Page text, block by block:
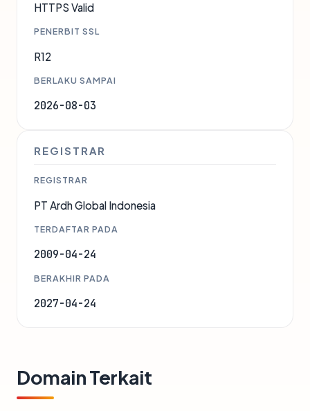
HTTPS Valid
PENERBIT SSL
R12
BERLAKU SAMPAI
2026-08-03
REGISTRAR
REGISTRAR
PT Ardh Global Indonesia
TERDAFTAR PADA
2009-04-24
BERAKHIR PADA
2027-04-24
Domain Terkait